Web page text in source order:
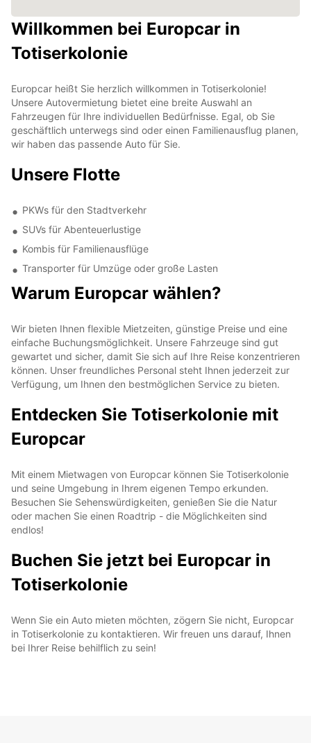
Willkommen bei Europcar in
Totiserkolonie
Europcar heißt Sie herzlich willkommen in Totiserkolonie!
Unsere Autovermietung bietet eine breite Auswahl an
Fahrzeugen für Ihre individuellen Bedürfnisse. Egal, ob Sie
geschäftlich unterwegs sind oder einen Familienausflug planen,
wir haben das passende Auto für Sie.
Unsere Flotte
PKWs für den Stadtverkehr
SUVs für Abenteuerlustige
Kombis für Familienausflüge
Transporter für Umzüge oder große Lasten
Warum Europcar wählen?
Wir bieten Ihnen flexible Mietzeiten, günstige Preise und eine
einfache Buchungsmöglichkeit. Unsere Fahrzeuge sind gut
gewartet und sicher, damit Sie sich auf Ihre Reise konzentrieren
können. Unser freundliches Personal steht Ihnen jederzeit zur
Verfügung, um Ihnen den bestmöglichen Service zu bieten.
Entdecken Sie Totiserkolonie mit
Europcar
Mit einem Mietwagen von Europcar können Sie Totiserkolonie
und seine Umgebung in Ihrem eigenen Tempo erkunden.
Besuchen Sie Sehenswürdigkeiten, genießen Sie die Natur
oder machen Sie einen Roadtrip - die Möglichkeiten sind
endlos!
Buchen Sie jetzt bei Europcar in
Totiserkolonie
Wenn Sie ein Auto mieten möchten, zögern Sie nicht, Europcar
in Totiserkolonie zu kontaktieren. Wir freuen uns darauf, Ihnen
bei Ihrer Reise behilflich zu sein!